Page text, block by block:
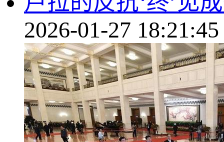
2026-01-27 18:21:45